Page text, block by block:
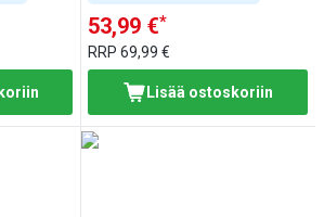
53,99 €*
RRP69,99 €
Lisää ostoskoriin